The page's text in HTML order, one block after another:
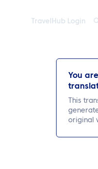
TravelHub Login
You
This
original